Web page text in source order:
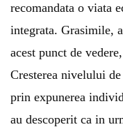
recomandata o viata
integrata. Grasimile,
acest punct de
Cresterea nivelului
prin expunerea
au descoperit ca in